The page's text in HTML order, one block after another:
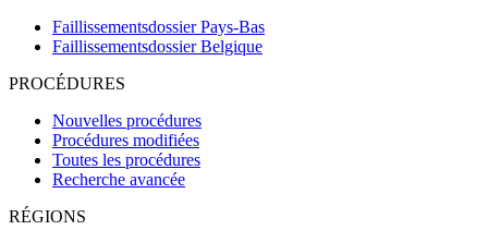
Faillissementsdossier Pays-Bas
Faillissementsdossier Belgique
PROCÉDURES
Nouvelles procédures
Procédures modifiées
Toutes les procédures
Recherche avancée
RÉGIONS